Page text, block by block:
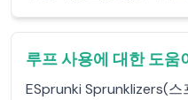
루프 사용에 대한 도움
ESprunki Sprunklizers(